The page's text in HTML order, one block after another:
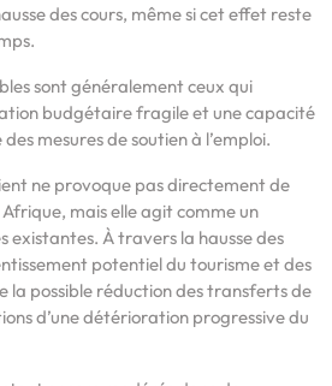
des cours, même si cet effet reste
sont généralement ceux qui
budgétaire fragile et une capacité
mesures de soutien à l’emploi.
ne provoque pas directement de
mais elle agit comme un
À travers la hausse des
potentiel du tourisme et des
la possible réduction des transferts de
d’une détérioration progressive du